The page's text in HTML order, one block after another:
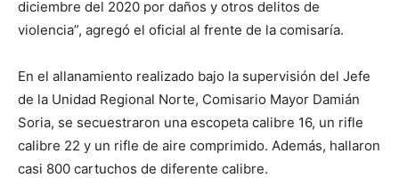
diciembre del 2020 por daños y otros delitos de
violencia”, agregó el oficial al frente de la comisaría.
En el allanamiento realizado bajo la supervisión del Jefe
de la Unidad Regional Norte, Comisario Mayor Damián
Soria, se secuestraron una escopeta calibre 16, un rifle
calibre 22 y un rifle de aire comprimido. Además, hallaron
casi 800 cartuchos de diferente calibre.